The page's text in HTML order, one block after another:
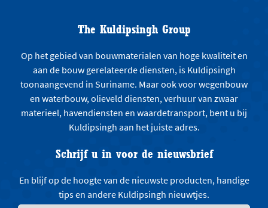
The Kuldipsingh Group
Op het gebied van bouwmaterialen van hoge kwaliteit en
aan de bouw gerelateerde diensten, is Kuldipsingh
toonaangevend in Suriname. Maar ook voor wegenbouw
en waterbouw, olieveld diensten, verhuur van zwaar
materieel, havendiensten en waardetransport, bent u bij
Kuldipsingh aan het juiste adres.
Schrijf u in voor de nieuwsbrief
En blijf op de hoogte van de nieuwste producten, handige
tips en andere Kuldipsingh nieuwtjes.